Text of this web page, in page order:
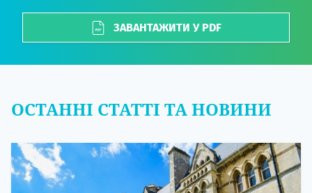
ЗАВАНТАЖИТИ У PDF
ОСТАННІ СТАТТІ ТА НОВИНИ